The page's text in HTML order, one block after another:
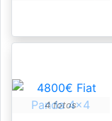
4 fotos